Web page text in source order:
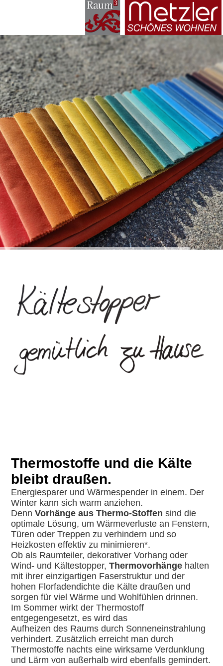
Thermostoffe und die Kälte
bleibt draußen.
Energiesparer und Wärmespender in einem. Der
Winter kann sich warm anziehen.
DennVorhänge aus Thermo-Stoffensind die
optimale Lösung, um Wärmeverluste an Fenstern,
Türen oder Treppen zu verhindern und so
Heizkosten effektiv zu minimieren*.
Ob als Raumteiler, dekorativer Vorhang oder
Wind- und Kältestopper,Thermovorhänge halten
mit ihrer einzigartigen Faserstruktur und der
hohen Florfadendichte die Kälte draußen und
sorgen für viel Wärme und Wohlfühlen drinnen.
Im Sommer wirkt der Thermostoff
entgegengesetzt, es wird das
Aufheizen des Raums durch Sonneneinstrahlung
verhindert. Zusätzlich erreicht man durch
Thermostoffe nachts eine wirksame Verdunklung
und Lärm von außerhalb wird ebenfalls gemindert.